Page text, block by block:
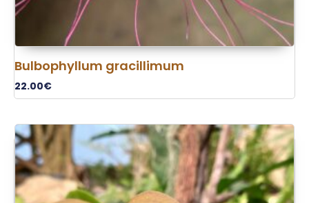
Bulbophyllum gracillimum
22.00€